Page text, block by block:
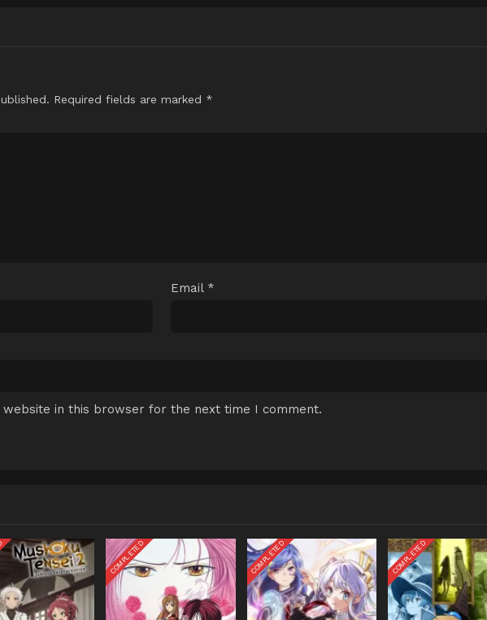
Required fields are marked *
Email *
website in this browser for the next time I comment.
COMPLETED COMPLETED COMPLETED